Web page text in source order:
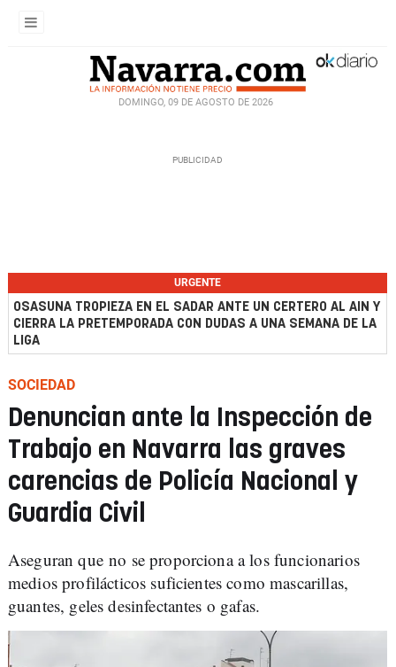
DOMINGO, 09 DE AGOSTO DE 2026
URGENTE
OSASUNA TROPIEZA EN EL SADAR ANTE UN CERTERO AL AIN Y
CIERRA LA PRETEMPORADA CON DUDAS A UNA SEMANA DE LA
LIGA
SOCIEDAD
Denuncian ante la Inspección de
Trabajo en Navarra las graves
carencias de Policía Nacional y
Guardia Civil
Aseguran que no se proporciona a los funcionarios
medios profilácticos suficientes como mascarillas,
guantes, geles desinfectantes o gafas.